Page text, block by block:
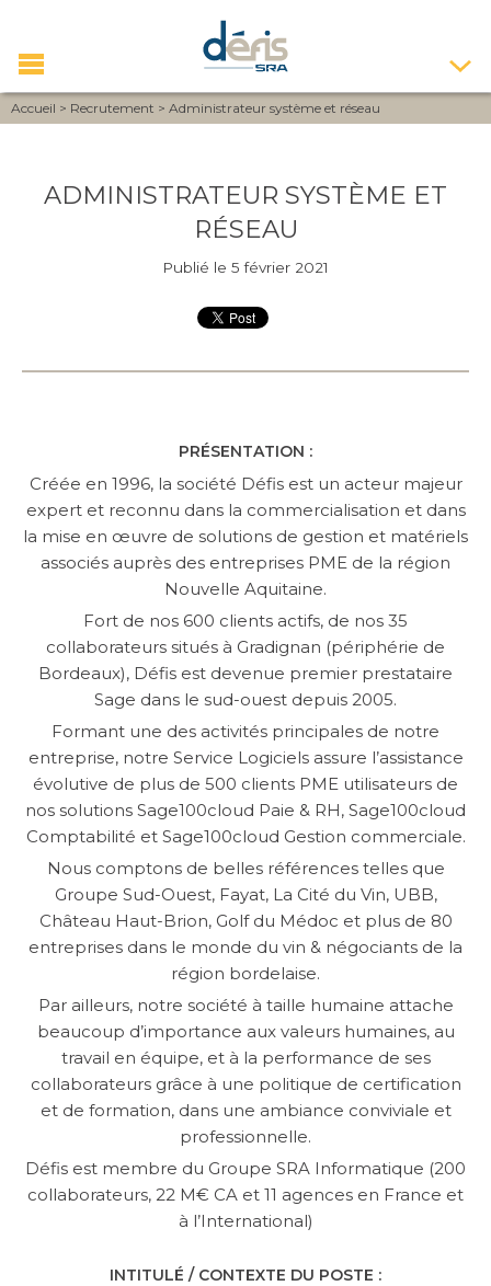
CONSULTING
LIVRES BLANCS
INFOGRAPHIE
FICHES PRODUITS
Accueil > Recrutement > Administrateur système et réseau
ADMINISTRATEUR SYSTÈME ET
RÉSEAU
Publié le 5 février 2021
PRÉSENTATION :
Créée en 1996, la société Défis est un acteur majeur
expert et reconnu dans la commercialisation et dans
la mise en œuvre de solutions de gestion et matériels
associés auprès des entreprises PME de la région
Nouvelle Aquitaine.
Fort de nos 600 clients actifs, de nos 35
collaborateurs situés à Gradignan (périphérie de
Bordeaux), Défis est devenue premier prestataire
Sage dans le sud-ouest depuis 2005.
Formant une des activités principales de notre
entreprise, notre Service Logiciels assure l’assistance
évolutive de plus de 500 clients PME utilisateurs de
nos solutions Sage100cloud Paie & RH, Sage100cloud
Comptabilité et Sage100cloud Gestion commerciale.
Nous comptons de belles références telles que
Groupe Sud-Ouest, Fayat, La Cité du Vin, UBB,
Château Haut-Brion, Golf du Médoc et plus de 80
entreprises dans le monde du vin & négociants de la
région bordelaise.
Par ailleurs, notre société à taille humaine attache
beaucoup d’importance aux valeurs humaines, au
travail en équipe, et à la performance de ses
collaborateurs grâce à une politique de certification
et de formation, dans une ambiance conviviale et
professionnelle.
Défis est membre du Groupe SRA Informatique (200
collaborateurs, 22 M€ CA et 11 agences en France et
à l’International)
INTITULÉ / CONTEXTE DU POSTE :